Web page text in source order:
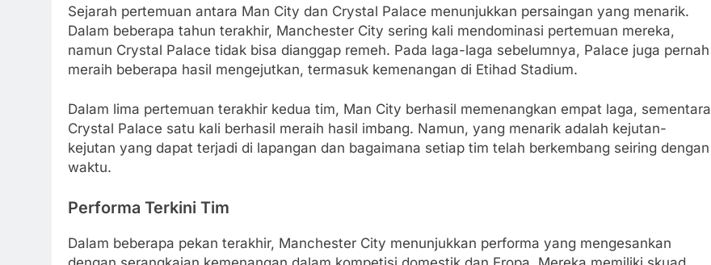
Sejarah pertemuan antara Man City dan Crystal Palace menunjukkan persaingan yang menarik.
Dalam beberapa tahun terakhir, Manchester City sering kali mendominasi pertemuan mereka,
namun Crystal Palace tidak bisa dianggap remeh. Pada laga-laga sebelumnya, Palace juga pernah
meraih beberapa hasil mengejutkan, termasuk kemenangan di Etihad Stadium.
Dalam lima pertemuan terakhir kedua tim, Man City berhasil memenangkan empat laga, sementara
Crystal Palace satu kali berhasil meraih hasil imbang. Namun, yang menarik adalah kejutan-
kejutan yang dapat terjadi di lapangan dan bagaimana setiap tim telah berkembang seiring dengan
waktu.
Performa Terkini Tim
Dalam beberapa pekan terakhir, Manchester City menunjukkan performa yang mengesankan